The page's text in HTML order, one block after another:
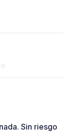
Sin riesgo